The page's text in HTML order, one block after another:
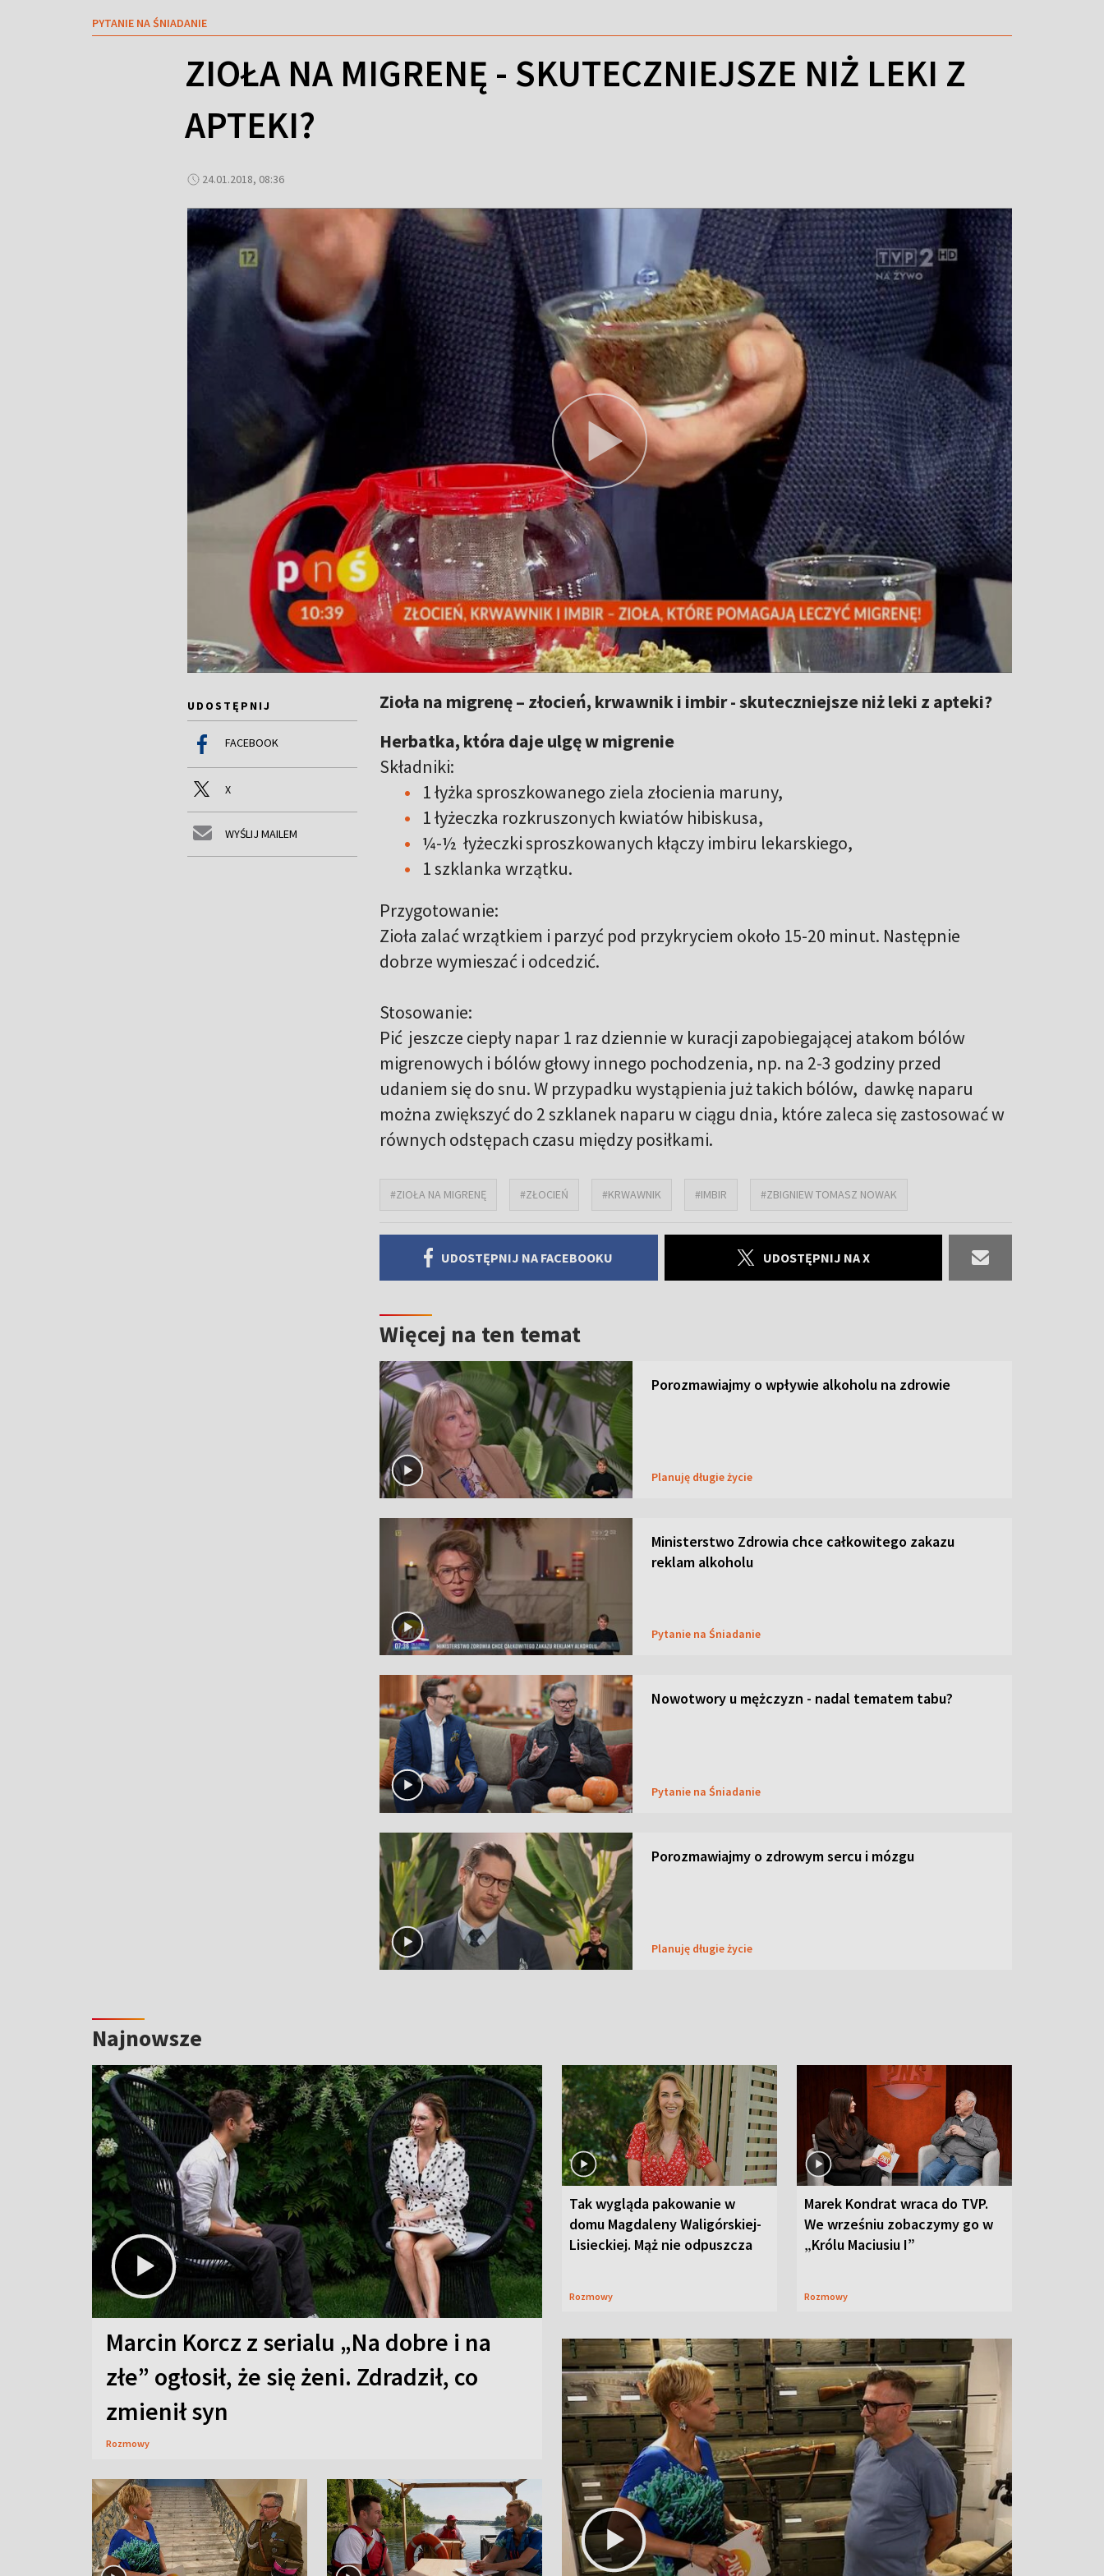
PYTANIE NA ŚNIADANIE
ZIOŁA NA MIGRENĘ - SKUTECZNIEJSZE NIŻ LEKI Z
APTEKI?
24.01.2018, 08:36
UDOSTĘPNIJ
FACEBOOK
X
WYŚLIJ MAILEM
Zioła na migrenę – złocień, krwawnik i imbir - skuteczniejsze niż leki z apteki?
Herbatka, która daje ulgę w migrenie
Składniki:
1 łyżka sproszkowanego ziela złocienia maruny,
1 łyżeczka rozkruszonych kwiatów hibiskusa,
¼-½ łyżeczki sproszkowanych kłączy imbiru lekarskiego,
1 szklanka wrzątku.
Przygotowanie:
Zioła zalać wrzątkiem i parzyć pod przykryciem około 15-20 minut. Następnie
dobrze wymieszać i odcedzić.
Stosowanie:
Pić jeszcze ciepły napar 1 raz dziennie w kuracji zapobiegającej atakom bólów
migrenowych i bólów głowy innego pochodzenia, np. na 2-3 godziny przed
udaniem się do snu. W przypadku wystąpienia już takich bólów, dawkę naparu
można zwiększyć do 2 szklanek naparu w ciągu dnia, które zaleca się zastosować w
równych odstępach czasu między posiłkami.
#ZIOŁA NA MIGRENĘ #ZŁOCIEŃ #KRWAWNIK #IMBIR #ZBIGNIEW TOMASZ NOWAK
UDOSTĘPNIJ NA FACEBOOKU UDOSTĘPNIJ NA X
Więcej na ten temat
Porozmawiajmy o wpływie alkoholu na zdrowie
Planuję długie życie
Ministerstwo Zdrowia chce całkowitego zakazu
reklam alkoholu
Pytanie na Śniadanie
Nowotwory u mężczyzn - nadal tematem tabu?
Pytanie na Śniadanie
Porozmawiajmy o zdrowym sercu i mózgu
Planuję długie życie
Najnowsze
Marcin Korcz z serialu „Na dobre i na
złe” ogłosił, że się żeni. Zdradził, co
zmienił syn
Rozmowy
Tak wygląda pakowanie w
domu Magdaleny Waligórskiej-
Lisieckiej. Mąż nie odpuszcza
Rozmowy
Marek Kondrat wraca do TVP.
We wrześniu zobaczymy go w
„Królu Maciusiu I”
Rozmowy